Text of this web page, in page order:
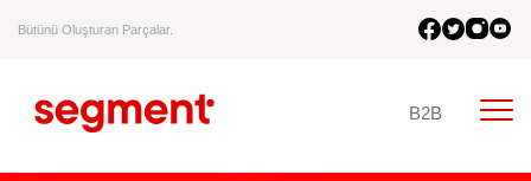
Bütünü Oluşturan Parçalar.
B2B